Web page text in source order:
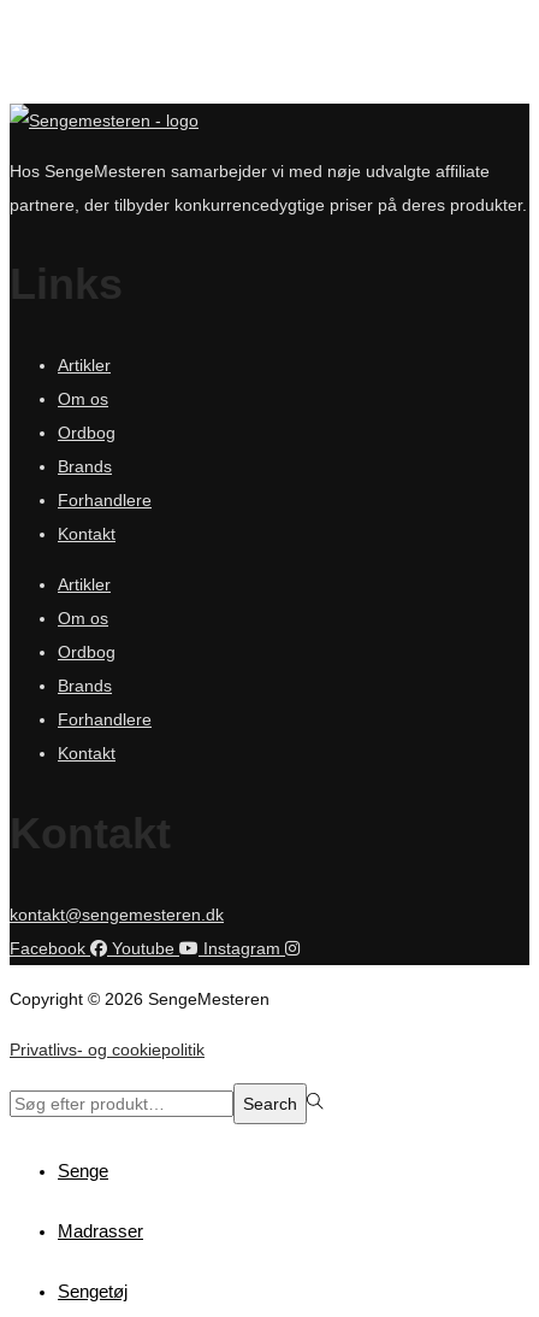
Hos SengeMesteren samarbejder vi med nøje udvalgte affiliate
partnere, der tilbyder konkurrencedygtige priser på deres produkter.
Links
Artikler
Om os
Ordbog
Brands
Forhandlere
Kontakt
Artikler
Om os
Ordbog
Brands
Forhandlere
Kontakt
Kontakt
kontakt@sengemesteren.dk
Facebook
Youtube Instagram
Copyright © 2026 SengeMesteren
Privatlivs- og cookiepolitik
Search
Search
Senge
Madrasser
Sengetøj